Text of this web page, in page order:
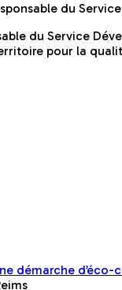
du
du Service
pour la
démarche